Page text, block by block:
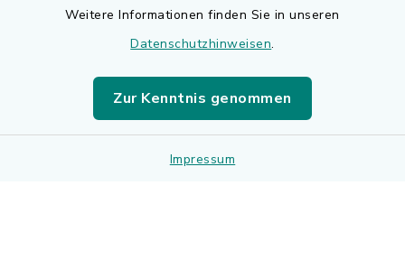
Weitere Informationen finden Sie in unseren
Datenschutzhinweisen.
Zur Kenntnis genommen
Impressum
Barrierefreiheit
Impressum
Sitemap